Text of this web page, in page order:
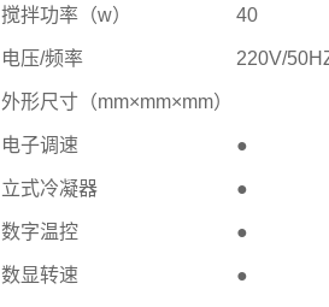
搅拌功率（w） 40
电压/频率 220V/
外形尺寸（mm×mm×mm）
电子调速 ●
立式冷凝器 ●
数字温控 ●
数显转速 ●